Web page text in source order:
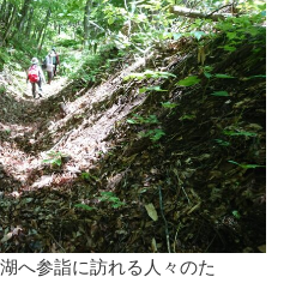
へ参詣に訪れる人々のた